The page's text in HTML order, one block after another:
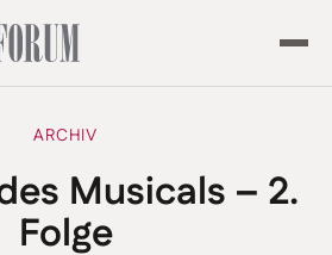
ARCHIV
Musicals – 2.
Folge